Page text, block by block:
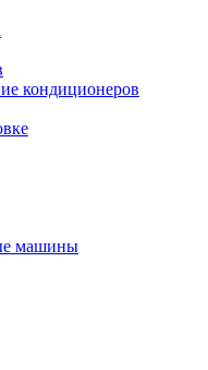
кондиционеров
машины